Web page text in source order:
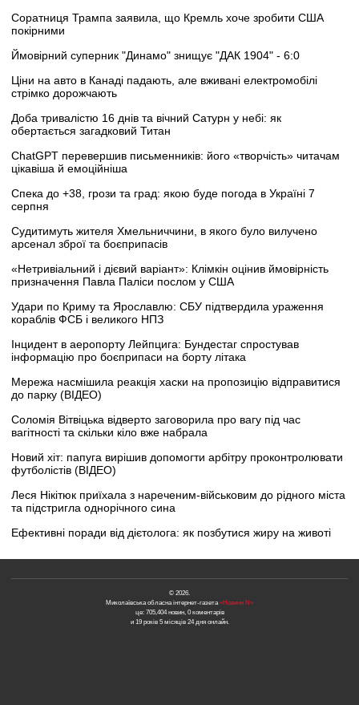
Соратниця Трампа заявила, що Кремль хоче зробити США
покірними
Ймовірний суперник "Динамо" знищує "ДАК 1904" - 6:0
Ціни на авто в Канаді падають, але вживані електромобілі
стрімко дорожчають
Доба тривалістю 16 днів та вічний Сатурн у небі: як
обертається загадковий Титан
ChatGPT перевершив письменників: його «творчість» читачам
цікавіша й емоційніша
Спека до +38, грози та град: якою буде погода в Україні 7
серпня
Судитимуть жителя Хмельниччини, в якого було вилучено
арсенал зброї та боєприпасів
«Нетривіальний і дієвий варіант»: Клімкін оцінив ймовірність
призначення Павла Паліси послом у США
Удари по Криму та Ярославлю: СБУ підтвердила ураження
кораблів ФСБ і великого НПЗ
Інцидент в аеропорту Лейпцига: Бундестаг спростував
інформацію про боєприпаси на борту літака
Мережа насмішила реакція хаски на пропозицію відправитися
до парку (ВІДЕО)
Соломія Вітвіцька відверто заговорила про вагу під час
вагітності та скільки кіло вже набрала
Новий хіт: папуга вирішив допомогти арбітру проконтролювати
футболістів (ВІДЕО)
Леся Нікітюк приїхала з нареченим-військовим до рідного міста
та підстригла однорічного сина
Ефективні поради від дієтолога: як позбутися жиру на животі
© 2026.
Миколаївська обласна інтернет-газета «Новини N»
це: 705,404 новин, 0 коментарів
и 19 років 5 місяців 24 дня онлайн.